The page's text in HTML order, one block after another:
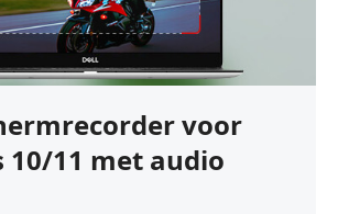
voor
10/11 met audio